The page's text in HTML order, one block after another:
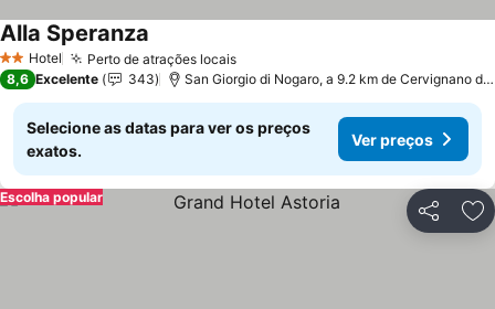
2 Estrelas
Hotel Perto de atrações locaisVer preços
Alla Speranza
8,6 Excelente 343 San Giorgio di Nogaro, a 9.2 km de Cervignano
Selecione as datas para ver os preços
exatos.
Ver preços
Partilhar
Escolha popular